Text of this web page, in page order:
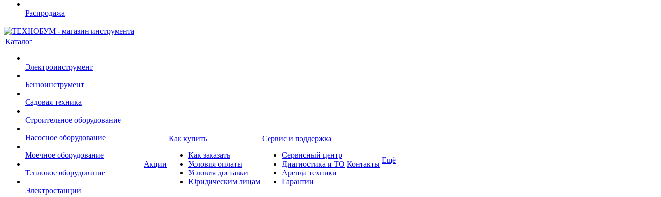
Распродажа
Каталог
Электроинструмент
Бензоинструмент
Садовая техника
Строительное оборудование
Насосное оборудование
Моечное оборудование
Тепловое оборудование
Электростанции
Акции
Как купить
Как заказать
Условия оплаты
Условия доставки
Юридическим лицам
Сервис и поддержка
Сервисный центр
Диагностика и ТО
Аренда техники
Гарантии
Контакты Ещё